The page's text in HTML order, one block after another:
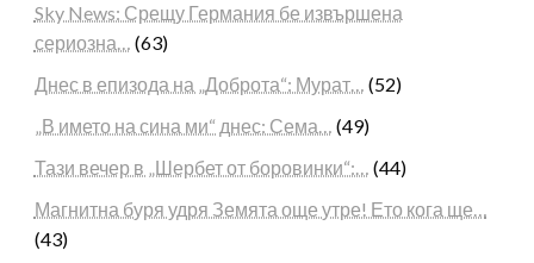
Sky News: Срещу Германия бе извършена
сериозна… (63)
Днес в епизода на „Доброта“: Мурат… (52)
„В името на сина ми“ днес: Сема… (49)
Тази вечер в „Шербет от боровинки“:… (44)
Магнитна буря удря Земята още утре! Ето кога ще…
(43)